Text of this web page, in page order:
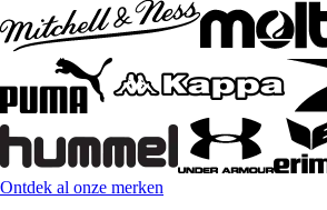
Ontdek al onze merken